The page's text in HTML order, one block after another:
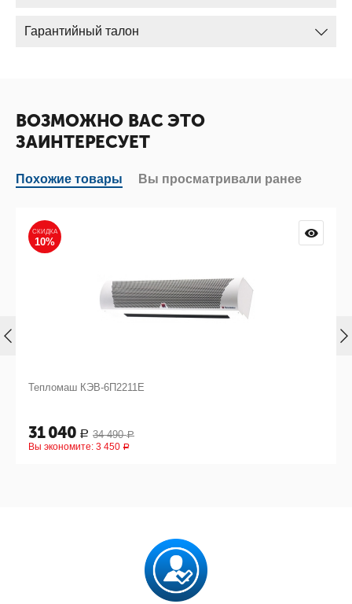
Гарантийный талон
ВОЗМОЖНО ВАС ЭТО
ЗАИНТЕРЕСУЕТ
Похожие товары Вы просматривали ранее
СКИДКА
10%
Тепломаш КЭВ-6П2211Е
31 040 Р 34 490 Р
Вы экономите: 3 450 Р